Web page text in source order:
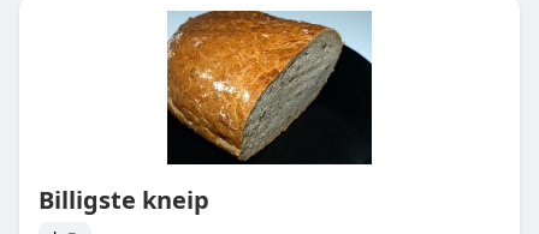
Billigste kneip